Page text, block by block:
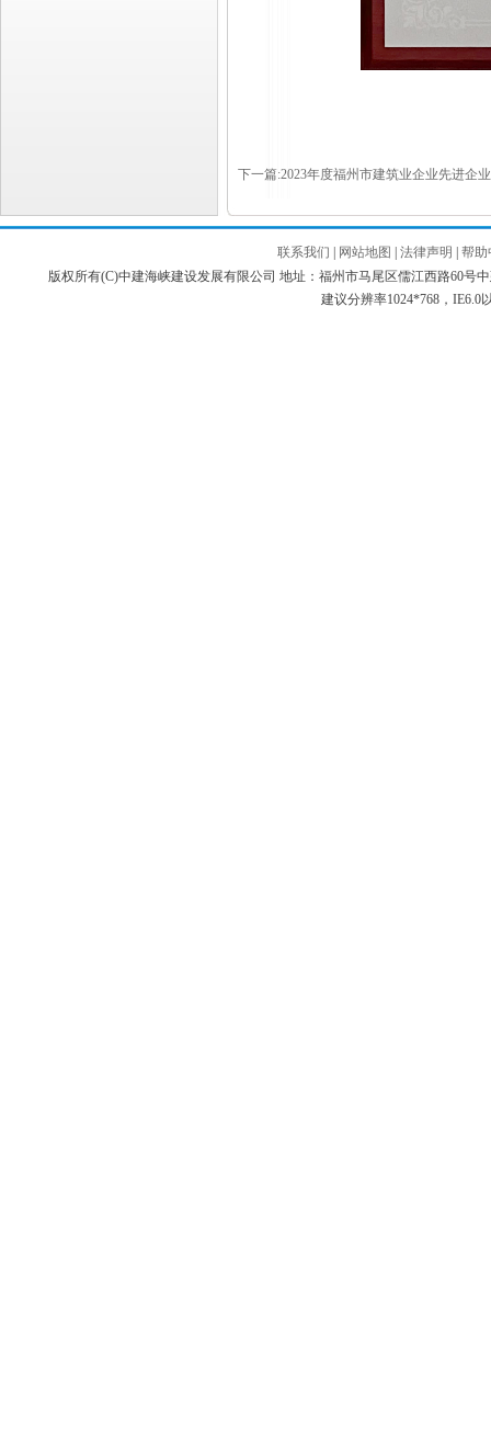
下一篇:2023年度福州市建筑业企业先进企业
联系我们 网站地图 法律声明
帮助
版权所有(C)中建海峡建设发展有限公司 地址：福州市马尾区儒江西路60号中
建议分辨率1024*768，IE6.0